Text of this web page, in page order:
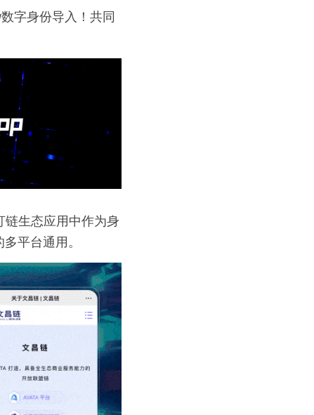
字身份导入！共同
生态应用中作为身
平台通用。